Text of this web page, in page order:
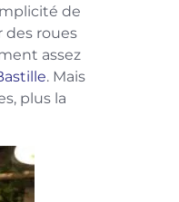
de
des roues
assez
. Mais
plus la